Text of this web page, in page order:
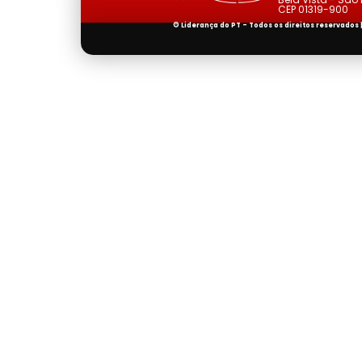
CEP 01319-900
© Liderança do PT - Todos os direitos reservados